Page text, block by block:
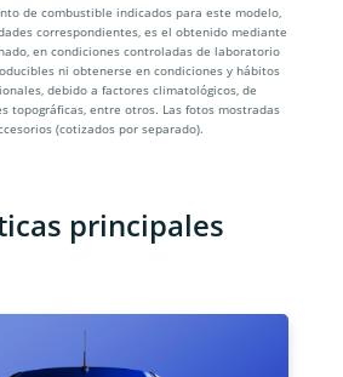
de combustible indicados para este modelo,
correspondientes, es el obtenido mediante
en condiciones controladas de laboratorio
ni obtenerse en condiciones y hábitos
debido a factores climatológicos, de
topográficas, entre otros. Las fotos mostradas
(cotizados por separado).
principales